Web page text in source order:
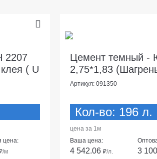
2207
( U
цена:
/м
Цемент темный -
2,75*1,83
Артикул: 091350
Кол-во: 196 л.
цена за 1м
Ваша цена:
4 542.06 ₽/л. 3